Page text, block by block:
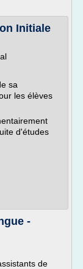
Initiale
sa
les élèves
d'études
-
de